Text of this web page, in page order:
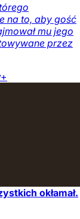
na to, aby gość
mu jego
przez
okłamał.